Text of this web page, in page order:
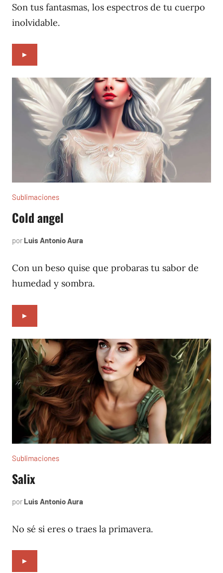
2022
Son tus fantasmas, los espectros de tu cuerpo
inolvidable.
►
Sublimaciones
Cold angel
por Luis Antonio Aura
2021
Con un beso quise que probaras tu sabor de
humedad y sombra.
►
Sublimaciones
Salix
por Luis Antonio Aura
2021
No sé si eres o traes la primavera.
►